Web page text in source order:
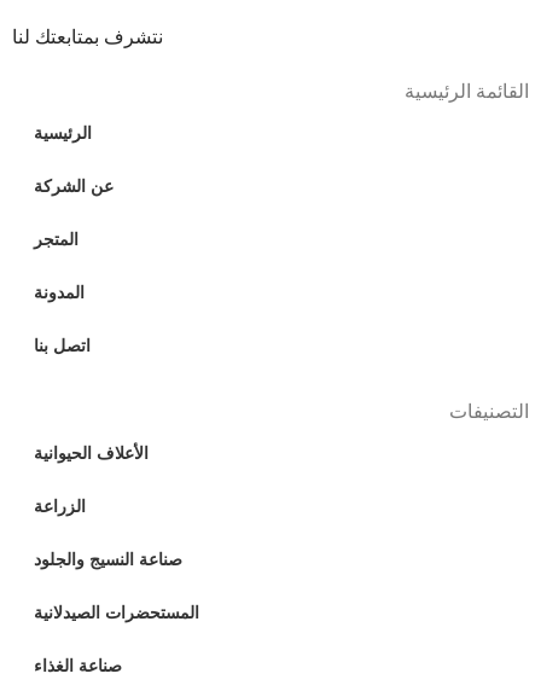
نتشرف بمتابعتك لنا
القائمة الرئيسية
الرئيسية
عن الشركة
المتجر
المدونة
اتصل بنا
التصنيفات
الأعلاف الحيوانية
الزراعة
صناعة النسيج والجلود
المستحضرات الصيدلانية
صناعة الغذاء